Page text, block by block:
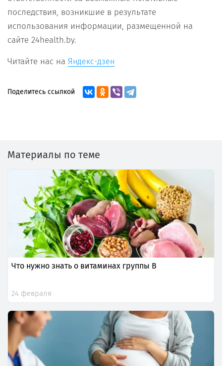
последствия, возникшие в результате
использования информации, размещенной на
сайте 24health.by.
Читайте нас на Яндекс-дзен
Поделитесь ссылкой
Материалы по теме
Что нужно знать о витаминах группы B
24 февраля